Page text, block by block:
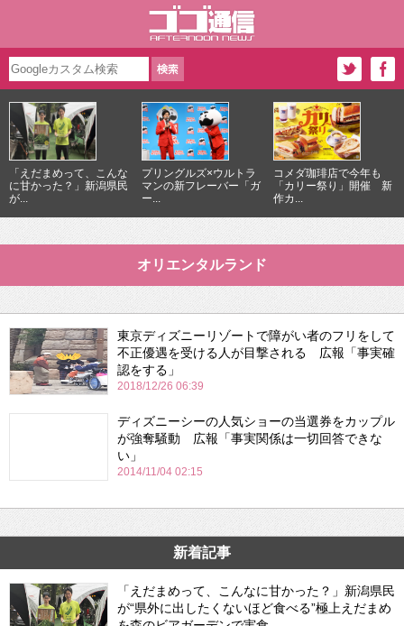
「えだまめって、こんな
に甘かった？」新潟県民
が...
プリングルズ×ウルトラ
マンの新フレーバー「ガ
ー...
コメダ珈琲店で今年も
「カリー祭り」開催 新
作カ...
オリエンタルランド
東京ディズニーリゾートで障がい者のフリをして
不正優遇を受ける人が目撃される 広報「事実確
認をする」
2018/12/26 06:39
ディズニーシーの人気ショーの当選券をカップル
が強奪騒動 広報「事実関係は一切回答できな
い」
2014/11/04 02:15
新着記事
「えだまめって、こんなに甘かった？」新潟県民
が“県外に出したくないほど食べる”極上えだまめ